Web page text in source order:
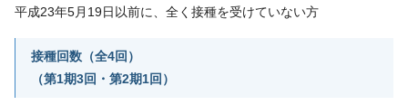
平成23年5月19日以前に、全く接種を受けていない方
接種回数（全4回）
（第1期3回・第2期1回）